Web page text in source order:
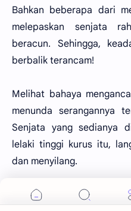
Bahkan beberapa dari
melepaskan senjata
beracun. Sehingga,
berbalik terancam!
Melihat bahaya
menunda serangannya
Senjata yang sedianya
lelaki tinggi kurus itu,
dan menyilang.
Wuuut..! Wuuut..!